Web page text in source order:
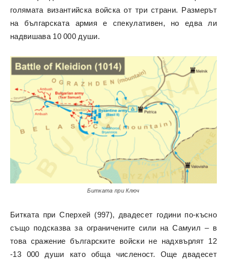
голямата византийска войска от три страни. Размерът
на българската армия е спекулативен, но едва ли
надвишава 10 000 души.
Битката при Ключ
Битката при Сперхей (997), двадесет години по-късно
също подсказва за ограничените сили на Самуил – в
това сражение българските войски не надхвърлят 12
-13 000 души като обща численост. Още двадесет